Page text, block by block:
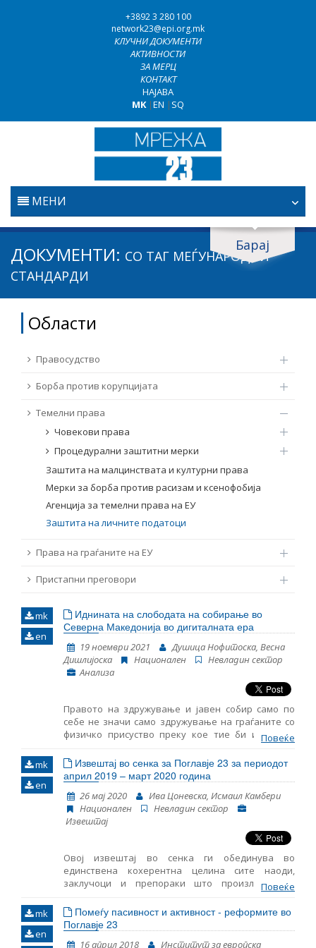
+3892 3 280 100
network23@epi.org.mk
КЛУЧНИ ДОКУМЕНТИ
АКТИВНОСТИ
ЗА МЕРЦ
КОНТАКТ
НАЈАВА
MK|EN | SQ
МЕНИ
ПОЧЕТНА
ПРАВОСУДСТВО
БОРБА ПРОТИВ КОРУПЦИЈАТА
ТЕМЕЛНИ ПРАВА
Барај
Барај документи
Барај
Област / подрачје
Извор
Од Мрежа 23
Јазик
Име, опис или клучен збор
ДОКУМЕНТИ: СО ТАГ МЕЃУНАРОДНИ
СТАНДАРДИ
Области
Правосудство
Борба против корупцијата
Темелни права
Човекови права
Процедурални заштитни мерки
Заштита на малцинствата и културни права
Мерки за борба против расизам и ксенофобија
Агенција за темелни права на ЕУ
Заштита на личните податоци
Права на граѓаните на ЕУ
Пристапни преговори
mk
en
Иднината на слободата на собирање во
Северна Македонија во дигиталната ера
19 ноември 2021
Душица Нофитоска, Весна
Дишлијоска
Национален
Невладин сектор
Анализа
Правото на здружување и јавен собир само по
себе не значи само здружување на граѓаните со
физичко присуство преку кое тие би изразиле
незадоволство од одредена владина одлука која
ги засега нивните права и интереси. Во
последните неколку години се забележува тренд
на зголеменo користење на интернет алатки
преку кои граѓаните на една земја можат да
дејствуваат во онлајн просторот на ист начин
како што би постапиле со физичко присуство. Во
Северна Македонија, трендот на користење
онлајн алатки го доживува својот врв со
прогласувањето на пандемија на Ковид 19. Целта
на оваа анализа е да се сублимира
Меѓународната правна рамка за слободата на
презентираат обврските на државата. Исто така,
да се истражат можностите и предизвиците на
собирите во дигиталната ера и влијанието на
Повеќе
mk
en
Извештај во сенка за Поглавје 23 за периодот
април 2019 – март 2020 година
26 мај 2020
Ива Цоневска, Исмаил Камбери
Национален
Невладин сектор
Извештај
Овој извештај во сенка ги обединува во
единствена кохерентна целина сите наоди,
заклучоци и препораки што произлегоа од
следењето на областите содржани во Поглавјето
23 – Правосудство и темелни права. Ова е петти
ваков извештај што го објaвува Институтот за
европска политика – Скопје (ЕПИ), земајќи ги
Повеќе
mk
en
Помеѓу пасивност и активност - реформите во
Поглавје 23
16 април 2018
Институт за европска